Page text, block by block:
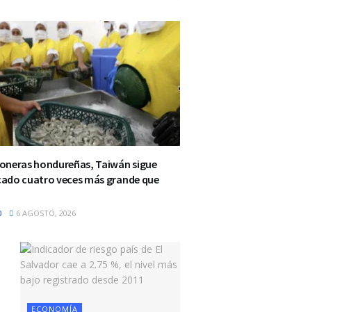
hondureñas, Taiwán sigue
cuatro veces más grande que
6 AGOSTO, 2026
ECONOMÍA